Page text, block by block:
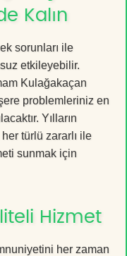
Kalın
sorunları ile
etkileyebilir.
Kulağakaçan
problemleriniz en
Yılların
türlü zararlı ile
sunmak için
Hizmet
her zaman